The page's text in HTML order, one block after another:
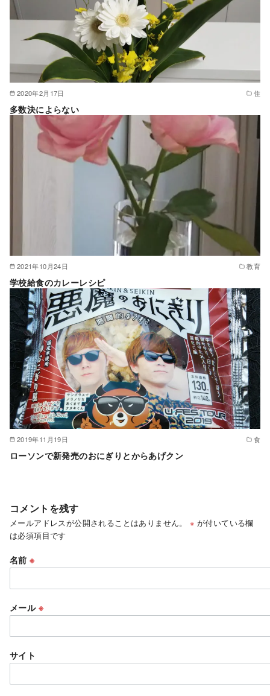
2020年2月17日 住
多数決によらない
2021年10月24日 教育
学校給食のカレーレシピ
2019年11月19日 食
ローソンで新発売のおにぎりとからあげクン
コメントを残す
メールアドレスが公開されることはありません。 ※ が付いている欄
は必須項目です
名前※
メール ※
サイト